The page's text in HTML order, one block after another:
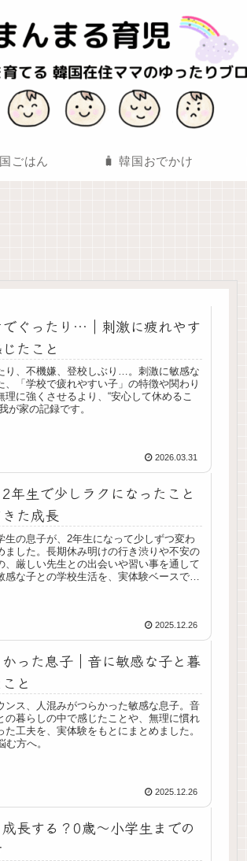
ごはん 🧳 韓国おでかけ
ぐったり…｜刺激に疲れやす
たこと
り、不機嫌、登校しぶり…。刺激に敏感な
、「学校で疲れやすい子」の特徴や関わり
に強くさせるより、“安心して休めるこ
が家の記録です。
2026.03.31
年生で少しラクになったこと
た成長
生の息子が、2年生になって少しずつ変わ
ました。長期休み明けの行き渋りや不安の
、厳しい先生との出会いや習い事を通して
感な子との学校生活を、実体験ベースで綴
2025.12.26
った息子｜音に敏感な子と暮
と
ンス、人混みがつらかった敏感な息子。音
の暮らしの中で感じたことや、無理に慣れ
た工夫を、実体験をもとにまとめました。
方へ。
2025.12.26
長する？0歳〜小学生までの